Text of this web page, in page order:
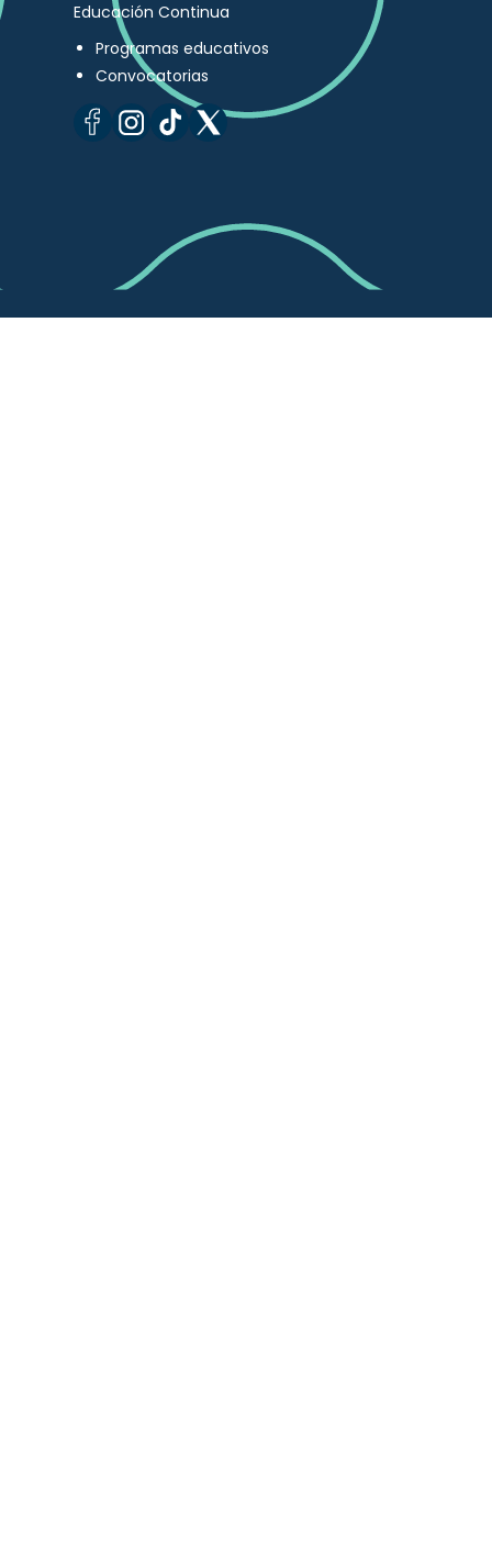
Educación Continua
Programas educativos
Convocatorias